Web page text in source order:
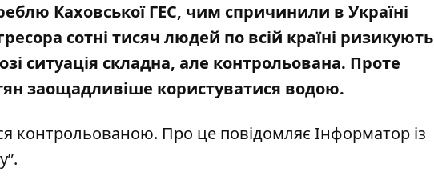
Каховської ГЕС, чим спричинили в Україні
сотні тисяч людей по всій країні ризикують
ситуація складна, але контрольована. Проте
заощадливіше користуватися водою.
контрольованою. Про це повідомляє Інформатор із
.